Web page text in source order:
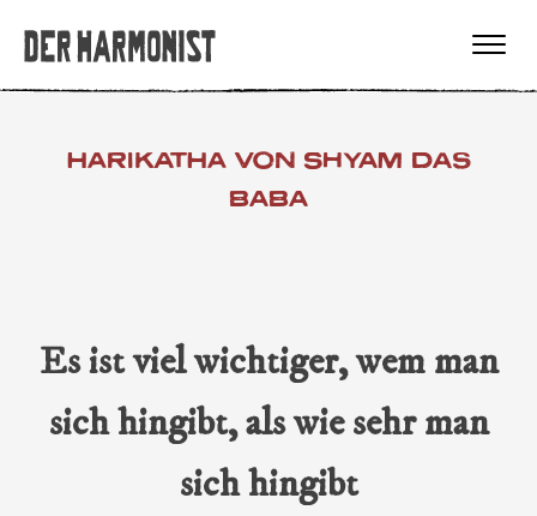
HARIKATHA VON SHYAM DAS
BABA
Es ist viel wichtiger, wem man
sich hingibt, als wie sehr man
sich hingibt